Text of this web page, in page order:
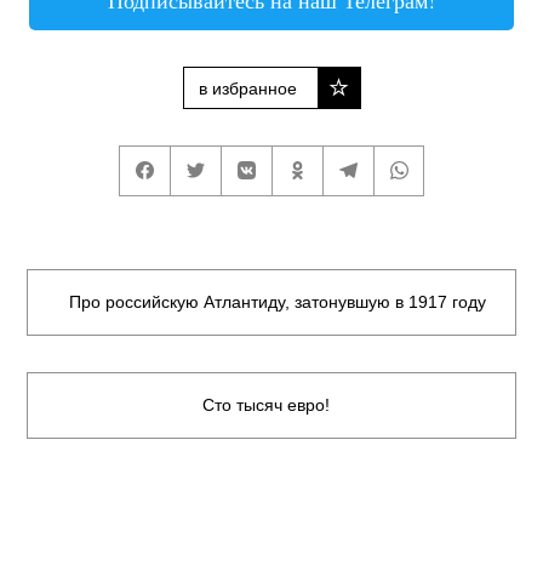
в избранное
Про российскую Атлантиду, затонувшую в 1917 году
Сто тысяч евро!